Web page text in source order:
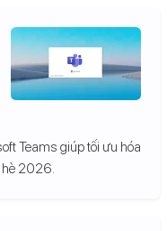
Teams giúp tối ưu hóa
hè 2026.